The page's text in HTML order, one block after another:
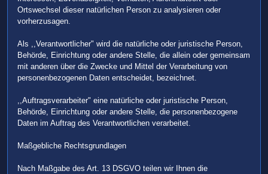
Ortswechsel dieser natürlichen Person zu analysieren oder
vorherzusagen.
Als ,,Verantwortlicher" wird die natürliche oder juristische Person,
Behörde, Einrichtung oder andere Stelle, die allein oder gemeinsam
mit anderen über die Zwecke und Mittel der Verarbeitung von
personenbezogenen Daten entscheidet, bezeichnet.
,,Auftragsverarbeiter" eine natürliche oder juristische Person,
Behörde, Einrichtung oder andere Stelle, die personenbezogene
Daten im Auftrag des Verantwortlichen verarbeitet.
Maßgebliche Rechtsgrundlagen
Nach Maßgabe des Art. 13 DSGVO teilen wir Ihnen die